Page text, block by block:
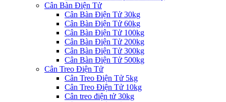
Cân Bàn Điện Tử
Cân Bàn Điện Tử 30kg
Cân Bàn Điện Tử 60kg
Cân Bàn Điện Tử 100kg
Cân Bàn Điện Tử 200kg
Cân Bàn Điện Tử 300kg
Cân Bàn Điện Tử 500kg
Cân Treo Điện Tử
Cân Treo Điện Tử 5kg
Cân Treo Điện Tử 10kg
Cân treo điện tử 30kg